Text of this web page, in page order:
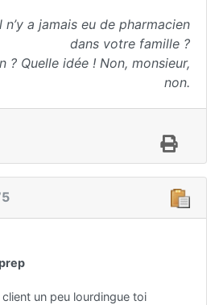
a jamais eu de pharmacien
dans votre famille ?
? Quelle idée ! Non, monsieur,
non.
un peu lourdingue toi